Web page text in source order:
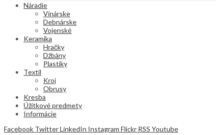
Náradie
Vinárske
Debnárske
Vojenské
Keramika
Hračky
Džbány
Plastiky
Textil
Kroj
Obrusy
Kresba
Úžitkové predmety
Informácie
Facebook TwitterLinkedIn Instagram Flickr RSS Youtube